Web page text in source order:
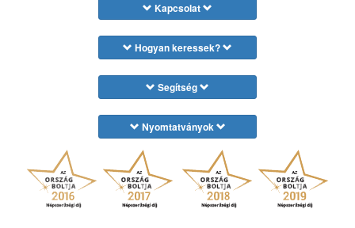
Kapcsolat
Hogyan keressek?
Segítség
Nyomtatványok